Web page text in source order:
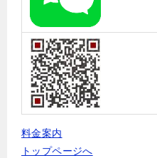
料金案内
トップページへ